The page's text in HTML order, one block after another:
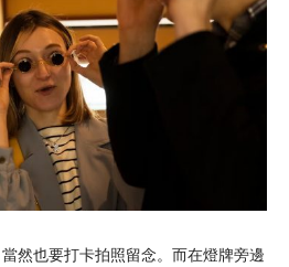
然也要打卡拍照留念。而在燈牌旁邊